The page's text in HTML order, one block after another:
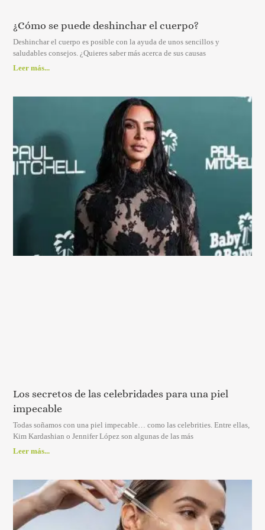
¿Cómo se puede deshinchar el cuerpo?
Deshinchar el cuerpo es posible con la ayuda de unos sencillos y
saludables consejos. ¿Quieres saber más acerca de sus causas
Leer más...
Los secretos de las celebridades para una piel
impecable
Todas soñamos con una piel impecable… como las celebrities. Entre ellas,
Kim Kardashian o Jennifer López son algunas de las más
Leer más...